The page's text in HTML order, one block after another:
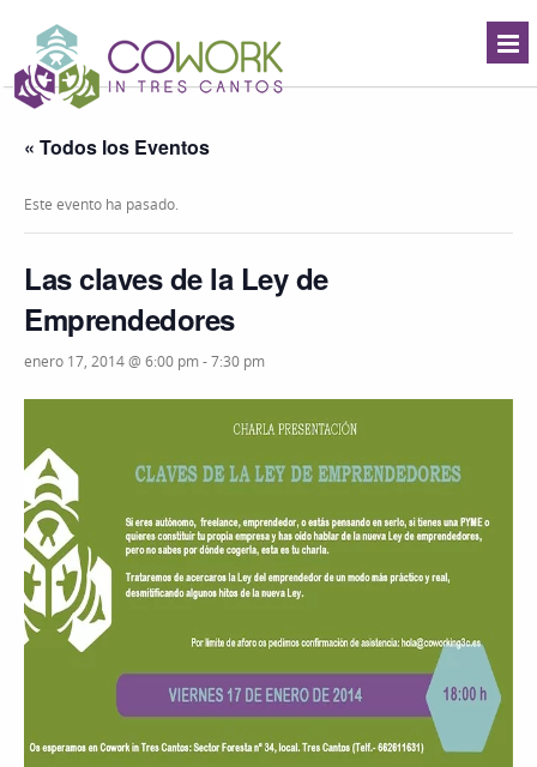
« Todos los Eventos
Este evento ha pasado.
Las claves de la Ley de
Emprendedores
enero 17, 2014 @ 6:00 pm-7:30 pm